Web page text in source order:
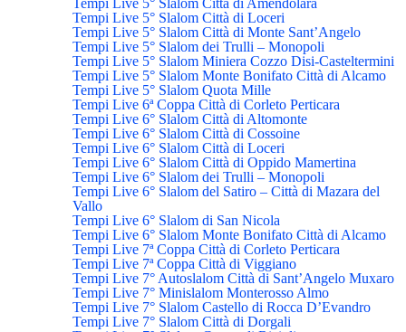
Tempi Live 5° Slalom Città di Loceri
Tempi Live 5° Slalom Città di Monte Sant’Angelo
Tempi Live 5° Slalom dei Trulli – Monopoli
Tempi Live 5° Slalom Miniera Cozzo Disi-Casteltermini
Tempi Live 5° Slalom Monte Bonifato Città di Alcamo
Tempi Live 5° Slalom Quota Mille
Tempi Live 6ª Coppa Città di Corleto Perticara
Tempi Live 6° Slalom Città di Altomonte
Tempi Live 6° Slalom Città di Cossoine
Tempi Live 6° Slalom Città di Loceri
Tempi Live 6° Slalom Città di Oppido Mamertina
Tempi Live 6° Slalom dei Trulli – Monopoli
Tempi Live 6° Slalom del Satiro – Città di Mazara del
Vallo
Tempi Live 6° Slalom di San Nicola
Tempi Live 6° Slalom Monte Bonifato Città di Alcamo
Tempi Live 7ª Coppa Città di Corleto Perticara
Tempi Live 7ª Coppa Città di Viggiano
Tempi Live 7° Autoslalom Città di Sant’Angelo Muxaro
Tempi Live 7° Minislalom Monterosso Almo
Tempi Live 7° Slalom Castello di Rocca D’Evandro
Tempi Live 7° Slalom Città di Dorgali